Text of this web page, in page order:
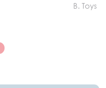
B. Toys